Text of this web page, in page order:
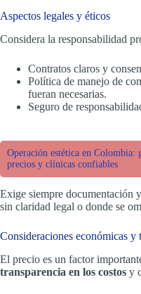
Aspectos legales y éticos
Considera la responsabilidad
Contratos claros y
Política de manejo de
fueran necesarias.
Seguro de
Operación estética en Colombia:
precios y clínicas confiables
Exige siempre documentación
sin claridad legal o donde se
Consideraciones económicas y
El precio es un factor
transparencia en los costos y